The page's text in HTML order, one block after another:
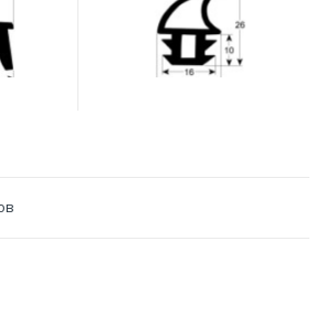
Кол-
профиль 2749 Ш 660мм Д
1450мм наружный размер
подходит для FOINOX